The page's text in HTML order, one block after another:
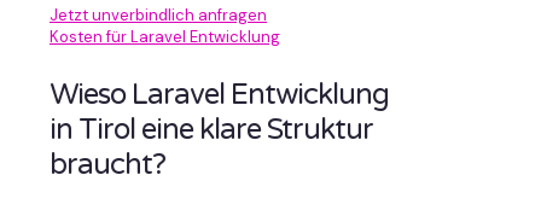
Jetzt unverbindlich anfragen
Kosten für Laravel Entwicklung
Wieso Laravel Entwicklung
in Tirol eine klare Struktur
braucht?